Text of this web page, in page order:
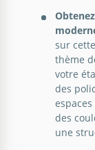
sur
thème
votre
des
des
une